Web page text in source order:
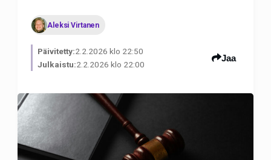
Aleksi Virtanen
Päivitetty:2.2.2026 klo 22:50
Julkaistu:2.2.2026 klo 22:00
Jaa